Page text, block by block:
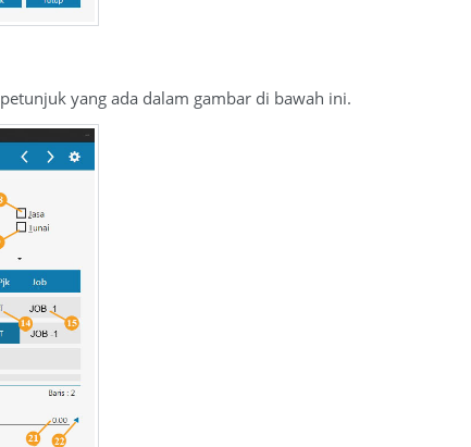
yang ada dalam gambar di bawah ini.